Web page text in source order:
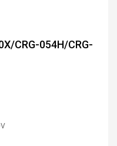
CRG-054H/CRG-